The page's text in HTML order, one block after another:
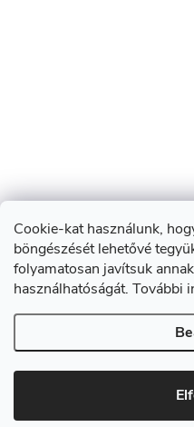
Cookie-kat használunk,
böngészését lehetővé
folyamatosan javítsuk
használhatóságát. További